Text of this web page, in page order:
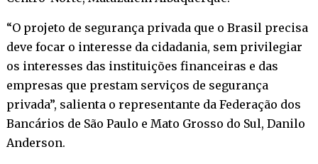
“O projeto de segurança privada que o Brasil precisa
deve focar o interesse da cidadania, sem privilegiar
os interesses das instituições financeiras e das
empresas que prestam serviços de segurança
privada”, salienta o representante da Federação dos
Bancários de São Paulo e Mato Grosso do Sul, Danilo
Anderson.